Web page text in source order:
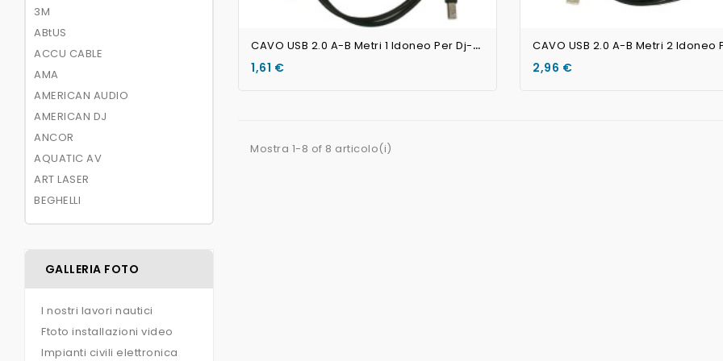
3M
ABtUS
ACCU CABLE
AMA
AMERICAN AUDIO
AMERICAN DJ
ANCOR
AQUATIC AV
ART LASER
BEGHELLI
GALLERIA FOTO
I nostri lavori nautici
Ftoto installazioni video
Impianti civili elettronica
C
AVO USB 2.0 A-B Metri 1 Idoneo Per Dj-Controller MIDI USB
1,61 € 2,96 €
Mostra 1-8 of 8 articolo(i)